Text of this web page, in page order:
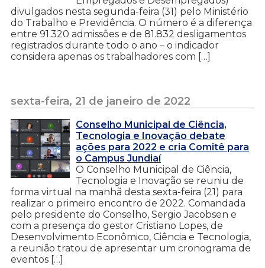
divulgados nesta segunda-feira (31) pelo Ministério
do Trabalho e Previdência. O número é a diferença
entre 91.320 admissões e de 81.832 desligamentos
registrados durante todo o ano – o indicador
considera apenas os trabalhadores com […]
sexta-feira, 21 de janeiro de 2022
Conselho Municipal de Ciência,
Tecnologia e Inovação debate
ações para 2022 e cria Comitê para
o Campus Jundiaí
O Conselho Municipal de Ciência,
Tecnologia e Inovação se reuniu de
forma virtual na manhã desta sexta-feira (21) para
realizar o primeiro encontro de 2022. Comandada
pelo presidente do Conselho, Sergio Jacobsen e
com a presença do gestor Cristiano Lopes, de
Desenvolvimento Econômico, Ciência e Tecnologia,
a reunião tratou de apresentar um cronograma de
eventos […]